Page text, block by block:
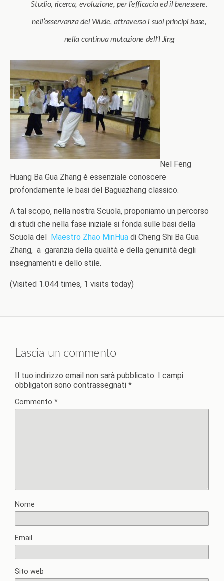
Studio, ricerca, evoluzione, per l’efficacia ed il benessere.
nell’osservanza del Wude, attraverso i suoi principi base,
nella continua mutazione dell’I Jing
Nel Feng
Huang Ba Gua Zhang è essenziale conoscere
profondamente le basi del Baguazhang classico.
A tal scopo, nella nostra Scuola, proponiamo un percorso
di studi che nella fase iniziale si fonda sulle basi della
Scuola del Maestro Zhao MinHua di Cheng Shi Ba Gua
Zhang, a garanzia della qualità e della genuinità degli
insegnamenti e dello stile.
(Visited 1.044 times, 1 visits today)
Lascia un commento
Il tuo indirizzo email non sarà pubblicato.
I campi
obbligatori sono contrassegnati *
Commento *
Nome
Email
Sito web